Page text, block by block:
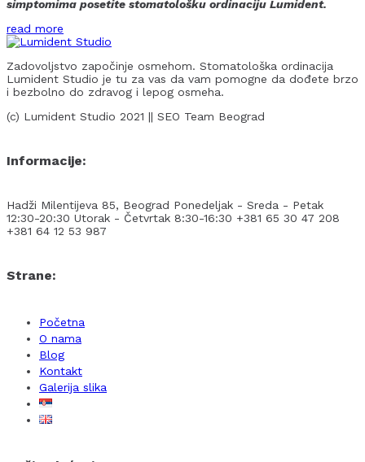
simptomima posetite stomatološku ordinaciju Lumident.
read more
Zadovoljstvo započinje osmehom. Stomatološka ordinacija
Lumident Studio je tu za vas da vam pomogne da dođete brzo
i bezbolno do zdravog i lepog osmeha.
(c) Lumident Studio 2021 || SEO Team Beograd
Informacije:
Hadži Milentijeva 85, Beograd Ponedeljak - Sreda - Petak
12:30-20:30 Utorak - Četvrtak 8:30-16:30 +381 65 30 47 208
+381 64 12 53 987
Strane:
Početna
O nama
Blog
Kontakt
Galerija slika